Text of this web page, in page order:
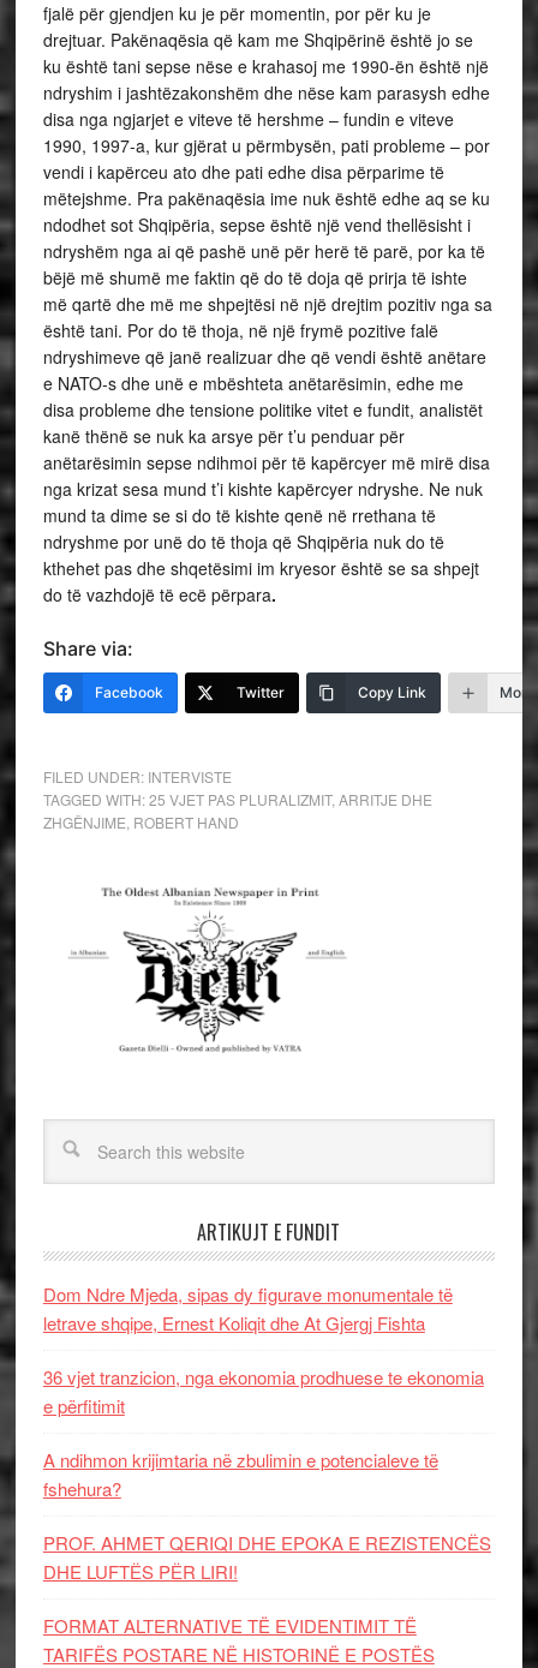
fjalë për gjendjen ku je për momentin, por për ku je
drejtuar. Pakënaqësia që kam me Shqipërinë është jo se
ku është tani sepse nëse e krahasoj me 1990-ën është një
ndryshim i jashtëzakonshëm dhe nëse kam parasysh edhe
disa nga ngjarjet e viteve të hershme – fundin e viteve
1990, 1997-a, kur gjërat u përmbysën, pati probleme – por
vendi i kapërceu ato dhe pati edhe disa përparime të
mëtejshme. Pra pakënaqësia ime nuk është edhe aq se ku
ndodhet sot Shqipëria, sepse është një vend thellësisht i
ndryshëm nga ai që pashë unë për herë të parë, por ka të
bëjë më shumë me faktin që do të doja që prirja të ishte
më qartë dhe më me shpejtësi në një drejtim pozitiv nga sa
është tani. Por do të thoja, në një frymë pozitive falë
ndryshimeve që janë realizuar dhe që vendi është anëtare
e NATO-s dhe unë e mbështeta anëtarësimin, edhe me
disa probleme dhe tensione politike vitet e fundit, analistët
kanë thënë se nuk ka arsye për t’u penduar për
anëtarësimin sepse ndihmoi për të kapërcyer më mirë disa
nga krizat sesa mund t’i kishte kapërcyer ndryshe. Ne nuk
mund ta dime se si do të kishte qenë në rrethana të
ndryshme por unë do të thoja që Shqipëria nuk do të
kthehet pas dhe shqetësimi im kryesor është se sa shpejt
do të vazhdojë të ecë përpara.
Share via:
Facebook Twitter Copy Link More
FILED UNDER: INTERVISTE
TAGGED WITH:25 VJET PAS PLURALIZMIT, ARRITJE DHE
ZHGËNJIME ROBERT HAND
ARTIKUJT E FUNDIT
Dom Ndre Mjeda, sipas dy figurave monumentale të
letrave shqipe, Ernest Koliqit dhe At Gjergj Fishta
36 vjet tranzicion, nga ekonomia prodhuese te ekonomia
e përfitimit
A ndihmon krijimtaria në zbulimin e potencialeve të
fshehura?
PROF. AHMET QERIQI DHE EPOKA E REZISTENCЁS
DHE LUFTЁS PЁR LIRI!
FORMAT ALTERNATIVE TË EVIDENTIMIT TË
TARIFËS POSTARE NË HISTORINË E POSTËS